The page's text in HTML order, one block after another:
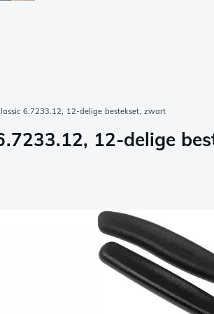
6.7233.12, 12-delige bestekset, zwart
12-delige